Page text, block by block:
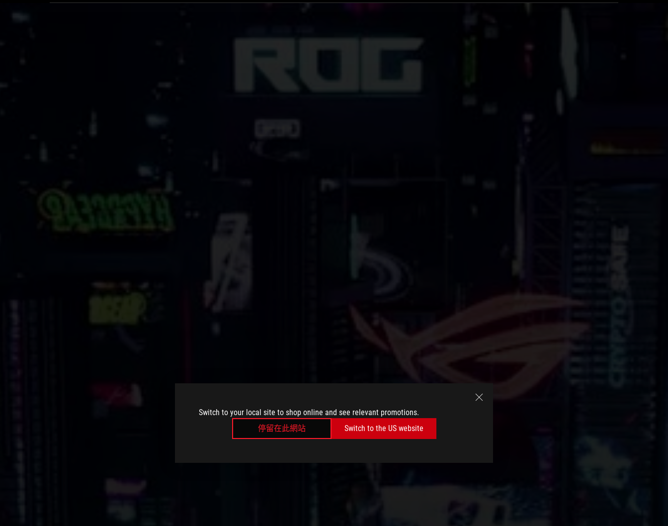
Switch to your local site to shop online and see relevant promotions.
停留在此網站
Switch to the US website
whopping 480Hz into a single device. The idea is
space.